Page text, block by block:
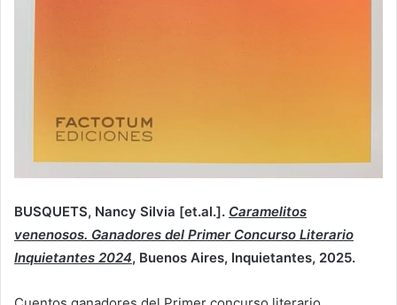
BUSQUETS, Nancy Silvia [et.al.]. Caramelitos
venenosos. Ganadores del Primer Concurso Literario
Inquietantes 2024, Buenos Aires, Inquietantes, 2025.